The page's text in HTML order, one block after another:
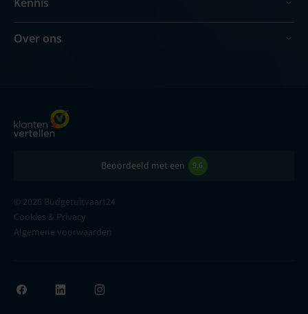
Over ons
Beoordeeld met een 9,6
© 2026 Budgetuitvaart24
Cookies & Privacy
Algemene voorwaarden